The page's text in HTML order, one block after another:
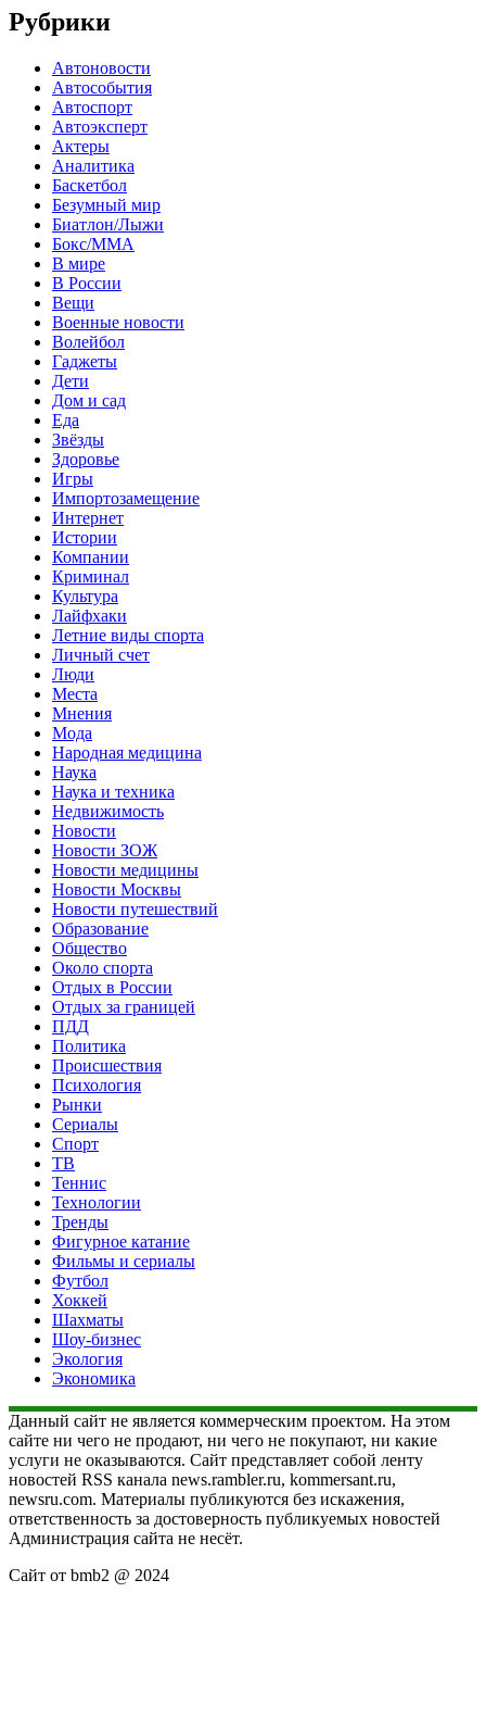
Рубрики
Автоновости
Автособытия
Автоспорт
Автоэксперт
Актеры
Аналитика
Баскетбол
Безумный мир
Биатлон/Лыжи
Бокс/MMA
В мире
В России
Вещи
Военные новости
Волейбол
Гаджеты
Дети
Дом и сад
Еда
Звёзды
Здоровье
Игры
Импортозамещение
Интернет
Истории
Компании
Криминал
Культура
Лайфхаки
Летние виды спорта
Личный счет
Люди
Места
Мнения
Мода
Народная медицина
Наука
Наука и техника
Недвижимость
Новости
Новости ЗОЖ
Новости медицины
Новости Москвы
Новости путешествий
Образование
Общество
Около спорта
Отдых в России
Отдых за границей
ПДД
Политика
Происшествия
Психология
Рынки
Сериалы
Спорт
ТВ
Теннис
Технологии
Тренды
Фигурное катание
Фильмы и сериалы
Футбол
Хоккей
Шахматы
Шоу-бизнес
Экология
Экономика
Данный сайт не является коммерческим проектом. На этом
сайте ни чего не продают, ни чего не покупают, ни какие
услуги не оказываются. Сайт представляет собой ленту
новостей RSS канала news.rambler.ru, kommersant.ru,
newsru.com. Материалы публикуются без искажения,
ответственность за достоверность публикуемых новостей
Администрация сайта не несёт.
Сайт от bmb2 @ 2024